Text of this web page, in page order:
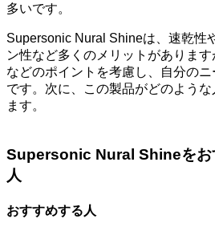
多いです。
Supersonic Nural Shineは、速乾性
ン性など多くのメリットがありま
などのポイントを考慮し、自分の
です。次に、この製品がどのよう
ます。
Supersonic Nural Shineをお
人
おすすめする人